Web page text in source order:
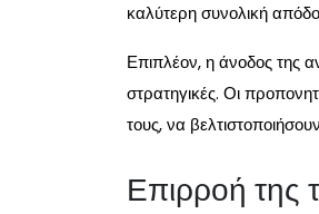
καλύτερη συνολική
Επιπλέον, η άνοδος της
στρατηγικές. Οι
τους, να
Επιρροή της